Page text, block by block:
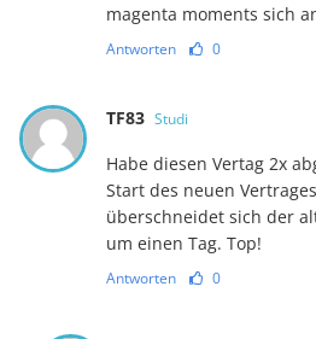
magenta moments sich
Antworten 0
TF83 Studi
Habe diesen Vertag 2x
Start des neuen
überschneidet sich der
um einen Tag. Top!
Antworten 0